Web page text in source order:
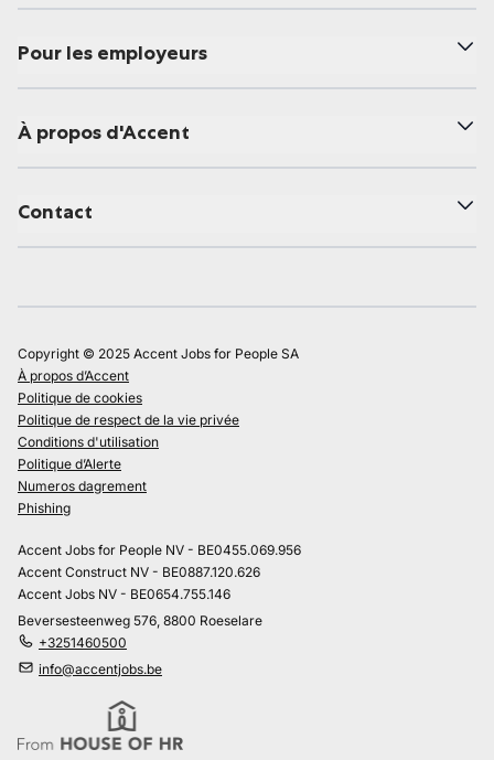
Pour les employeurs
À propos d'Accent
Contact
Copyright © 2025 Accent Jobs for People SA
À propos d’Accent
Politique de cookies
Politique de respect de la vie privée
Conditions d'utilisation
Politique d’Alerte
Numeros dagrement
Phishing
Accent Jobs for People NV - BE0455.069.956
Accent Construct NV - BE0887.120.626
Accent Jobs NV - BE0654.755.146
Beversesteenweg 576, 8800 Roeselare
+3251460500
info@accentjobs.be